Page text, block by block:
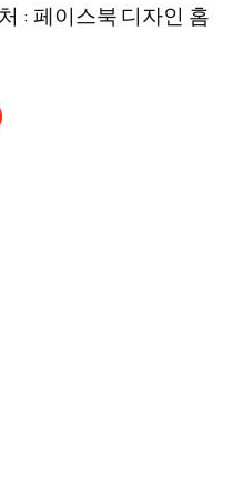
: 페이스북 디자인 홈